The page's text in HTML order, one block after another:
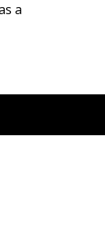
a